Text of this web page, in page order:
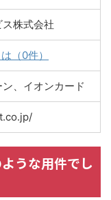
株式会社
（0件）
、イオンカード
うな用件でし